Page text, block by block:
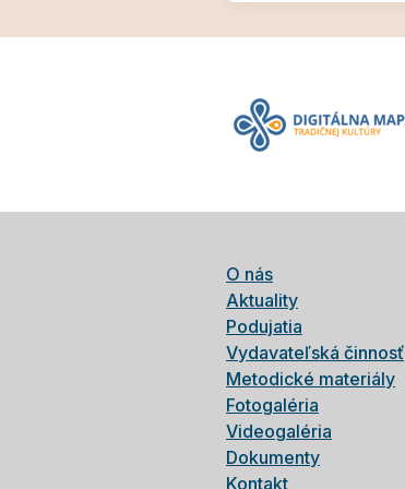
O nás
Aktuality
Podujatia
Vydavateľská činnosť
Metodické materiály
Fotogaléria
Videogaléria
Dokumenty
Kontakt